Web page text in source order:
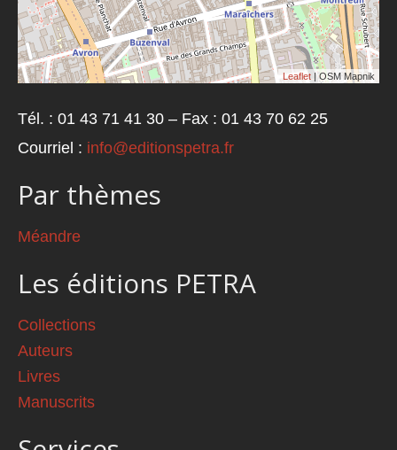
Leaflet | OSM Mapnik
Tél. : 01 43 71 41 30 – Fax : 01 43 70 62 25
Courriel : info@editionspetra.fr
Par thèmes
Méandre
Les éditions PETRA
Collections
Auteurs
Livres
Manuscrits